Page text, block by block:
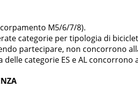
M5/6/7/8).
categorie per tipologia di
partecipare, non concorrono
delle categorie ES e AL concorrono